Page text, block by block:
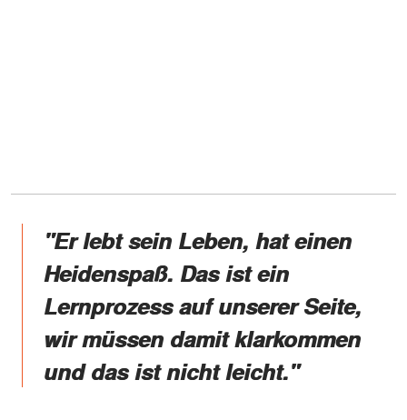
"Er lebt sein Leben, hat einen
Heidenspaß. Das ist ein
Lernprozess auf unserer Seite,
wir müssen damit klarkommen
und das ist nicht leicht."